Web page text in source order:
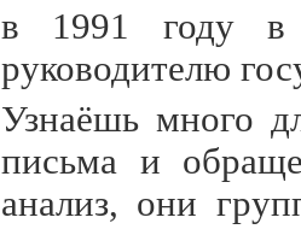
в 1991 году
руководителю
Узнаёшь много
письма и
анализ, они